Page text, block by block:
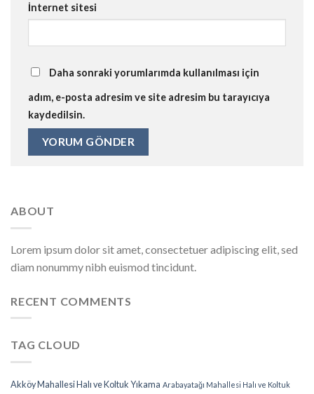
İnternet sitesi
Daha sonraki yorumlarımda kullanılması için
adım, e-posta adresim ve site adresim bu tarayıcıya
kaydedilsin.
ABOUT
Lorem ipsum dolor sit amet, consectetuer adipiscing elit, sed
diam nonummy nibh euismod tincidunt.
RECENT COMMENTS
TAG CLOUD
Akköy Mahallesi Halı ve Koltuk Yıkama Arabayatağı Mahallesi Halı ve Koltuk